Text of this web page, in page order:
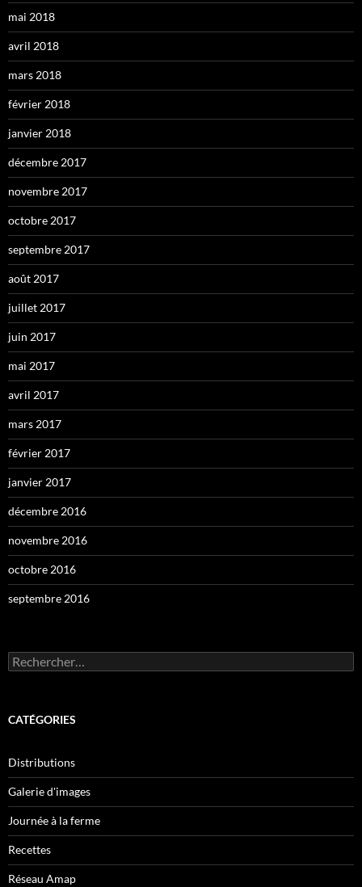
mai 2018
avril 2018
mars 2018
février 2018
janvier 2018
décembre 2017
novembre 2017
octobre 2017
septembre 2017
août 2017
juillet 2017
juin 2017
mai 2017
avril 2017
mars 2017
février 2017
janvier 2017
décembre 2016
novembre 2016
octobre 2016
septembre 2016
Rechercher :
CATÉGORIES
Distributions
Galerie d'images
Journée à la ferme
Recettes
Réseau Amap